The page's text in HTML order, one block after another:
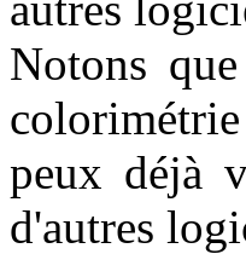
Notons
peux déjà
d'autres